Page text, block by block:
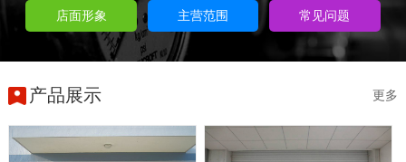
店面形象 主营范围 常见问题
产品展示 更多